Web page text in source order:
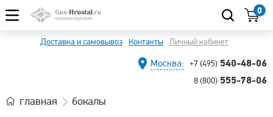
0
Доставка и самовывоз Контакты Личный кабинет
Москва: +7 (495) 540-48-06
8 (800) 555-78-06
главная бокалы